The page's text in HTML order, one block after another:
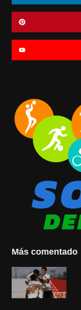
Más comentado